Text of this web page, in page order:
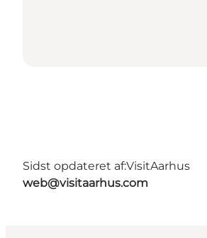
Sidst opdateret af:VisitAarhus
web@visitaarhus.com